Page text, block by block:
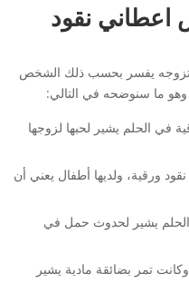
نقود
يفسر بحسب ذلك الشخص
وهو ما سنوضحه في التالي:
في الحلم يشير لحبها لزوجها
ورقية، ولديها أطفال يعني أن
الحلم يشير لحدوث حمل في
تمر بضائقة مادية يشير